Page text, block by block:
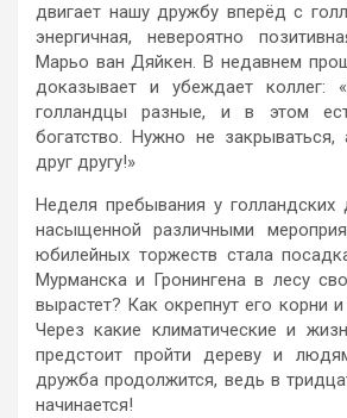
двигает нашу дружбу вперёд с
энергичная, невероятно
Марьо ван Дяйкен. В недавнем
доказывает и убеждает коллег:
голландцы разные, и в этом
богатство. Нужно не закрываться,
друг другу!»
Неделя пребывания у голландских
насыщенной различными
юбилейных торжеств стала
Мурманска и Гронингена в лесу
вырастет? Как окрепнут его корни
Через какие климатические и
предстоит пройти дереву и
дружба продолжится, ведь в
начинается!